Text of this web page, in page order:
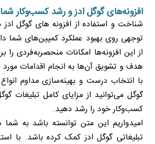
افزونه‌های گوگل ادز و رشد کسب‌وکار شما
شناخت و استفاده از افزونه ‌های گوگل ادز
توجهی روی بهبود عملکرد کمپین‌های شما
از این افزونه‌ها امکانات منحصربه‌فردی
هدف و تشویق آن‌ها به انجام اقدامات مورد
با انتخاب درست و بهینه‌سازی مداوم انواع
گوگل می‌توانید از مزایای کامل تبلیغات
کسب‌وکار خود را رشد دهید.
امیدواریم این متن توانسته باشد به
تبلیغاتی گوگل ادز کمک کرده باشد. با